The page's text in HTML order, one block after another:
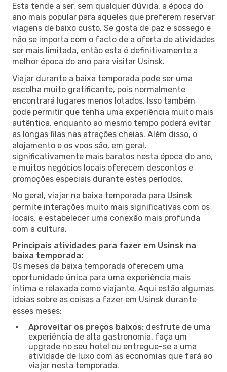
Esta tende a ser, sem qualquer dúvida, a época do
ano mais popular para aqueles que preferem reservar
viagens de baixo custo. Se gosta de paz e sossego e
não se importa com o facto de a oferta de atividades
ser mais limitada, então esta é definitivamente a
melhor época do ano para visitar Usinsk.
Viajar durante a baixa temporada pode ser uma
escolha muito gratificante, pois normalmente
encontrará lugares menos lotados. Isso também
pode permitir que tenha uma experiência muito mais
autêntica, enquanto ao mesmo tempo poderá evitar
as longas filas nas atrações cheias. Além disso, o
alojamento e os voos são, em geral,
significativamente mais baratos nesta época do ano,
e muitos negócios locais oferecem descontos e
promoções especiais durante estes períodos.
No geral, viajar na baixa temporada para Usinsk
permite interações muito mais significativas com os
locais, e estabelecer uma conexão mais profunda
com a cultura.
Principais atividades para fazer em Usinsk na
baixa temporada:
Os meses da baixa temporada oferecem uma
oportunidade única para uma experiência mais
íntima e relaxada como viajante. Aqui estão algumas
ideias sobre as coisas a fazer em Usinsk durante
esses meses:
Aproveitar os preços baixos: desfrute de uma
experiência de alta gastronomia, faça um
upgrade no seu hotel ou entregue-se a uma
atividade de luxo com as economias que fará ao
viajar nesta temporada.